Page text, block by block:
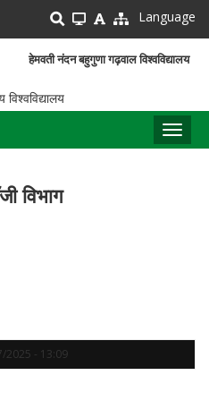
Language
गढ़वाल विश्वविद्यालय
विभाग
2025 - 13:09